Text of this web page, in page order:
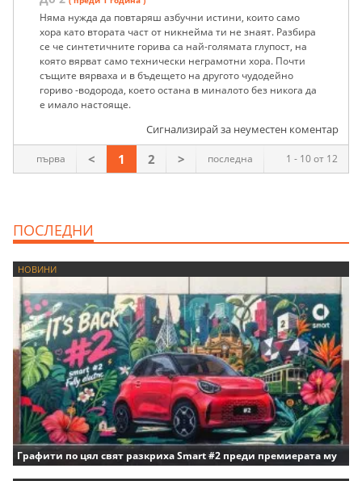
Няма нужда да повтаряш азбучни истини, които само
хора като втората част от никнейма ти не знаят. Разбира
се че синтетичните горива са най-голямата глупост, на
която вярват само технически неграмотни хора. Почти
същите вярваха и в бъдещето на другото чудодейно
гориво -водорода, което остана в миналото без никога да
е имало настояще.
Сигнализирай за неуместен коментар
1 - 10 от 12
първа < 1 2 > последна
ПОСЛЕДНИ
НОВИНИ
Графити по цял свят разкриха Smart #2 преди премиерата му